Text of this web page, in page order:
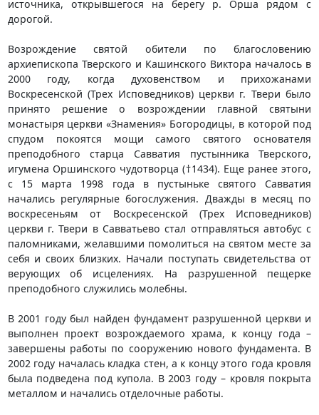
источника, открывшегося на берегу р. Орша рядом с
дорогой.
Возрождение святой обители по благословению
архиепископа Тверского и Кашинского Виктора началось в
2000 году, когда духовенством и прихожанами
Воскресенской (Трех Исповедников) церкви г. Твери было
принято решение о возрождении главной святыни
монастыря церкви «Знамения» Богородицы, в которой под
спудом покоятся мощи самого святого основателя
преподобного старца Савватия пустынника Тверского,
игумена Оршинского чудотворца (†1434). Еще ранее этого,
с 15 марта 1998 года в пустыньке святого Савватия
начались регулярные богослужения. Дважды в месяц по
воскресеньям от Воскресенской (Трех Исповедников)
церкви г. Твери в Савватьево стал отправляться автобус с
паломниками, желавшими помолиться на святом месте за
себя и своих близких. Начали поступать свидетельства от
верующих об исцелениях. На разрушенной пещерке
преподобного служились молебны.
В 2001 году был найден фундамент разрушенной церкви и
выполнен проект возрождаемого храма, к концу года –
завершены работы по сооружению нового фундамента. В
2002 году началась кладка стен, а к концу этого года кровля
была подведена под купола. В 2003 году – кровля покрыта
металлом и начались отделочные работы.